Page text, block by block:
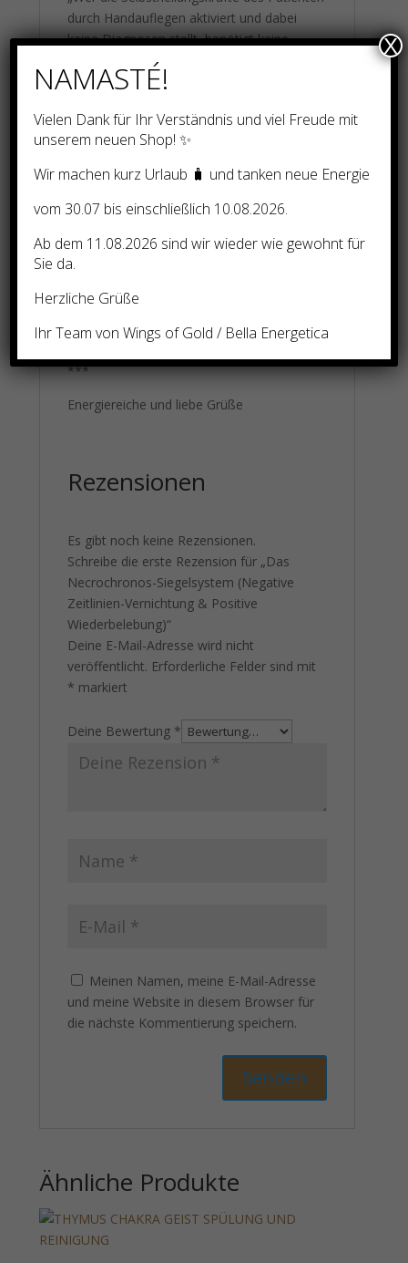
durch Handauflegen aktiviert und dabei
keine Diagnosen stellt, benötigt keine
Heilpraktikererlaubnis.“(AZ 1BVR 784/03)
Reikibehandlungen bzw.Einweihungen sind
keine Therapie und werden außerhalb der
Heilkunde angeboten. Ich gebe keine
Diagnosen, deshalb kann eine Behandlung
oder Medikamente ersetzen.
Da bei allen Einweihungen starke Energien
fließen können, wird eine physische und
psychische Belastbarkeit vorausgesetzt.
selbst verantwortlich.
***
Energiereiche und liebe Grüße
Rezensionen
Es gibt noch keine Rezensionen.
Schreibe die erste Rezension für „Das
Necrochronos-Siegelsystem (Negative
Zeitlinien-Vernichtung & Positive
Wiederbelebung)“
Deine E-Mail-Adresse wird nicht
veröffentlicht. Erforderliche Felder sind mit
* markiert
Deine Bewertung *
Meinen Namen, meine E-Mail-Adresse
und meine Website in diesem Browser für
die nächste Kommentierung speichern.
Ähnliche Produkte
NAMASTÉ!
Vielen Dank für Ihr Verständnis und viel Freude mit
unserem neuen Shop! ✨
Wir machen kurz Urlaub 🧳 und tanken neue Energie
vom 30.07 bis einschließlich 10.08.2026.
Ab dem 11.08.2026 sind wir wieder wie gewohnt für
Sie da.
Herzliche Grüße
Ihr Team von Wings of Gold / Bella Energetica
X